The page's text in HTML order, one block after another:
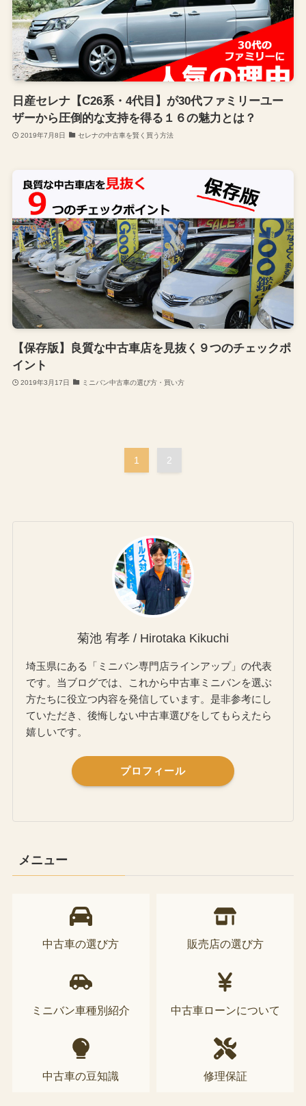
日産セレナ【C26系・4代目】が30代ファミリーユー
ザーから圧倒的な支持を得る１６の魅力とは？
2019年7月8日 セレナの中古車を賢く買う方法
【保存版】良質な中古車店を見抜く９つのチェックポ
イント
2019年3月17日 ミニバン中古車の選び方・買い方
1 2
菊池 宥孝 / Hirotaka Kikuchi
埼玉県にある「ミニバン専門店ラインアップ」の代表
です。当ブログでは、これから中古車ミニバンを選ぶ
方たちに役立つ内容を発信しています。是非参考にし
ていただき、後悔しない中古車選びをしてもらえたら
嬉しいです。
プロフィール
メニュー
中古車の選び方 販売店の選び方
ミニバン車種別紹介 中古車ローンについて
中古車の豆知識 修理保証